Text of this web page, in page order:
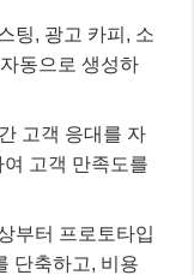
팅, 광고 카피, 소
동으로 생성하
고객 응대를 자
고객 만족도를
부터 프로토타입
단축하고, 비용